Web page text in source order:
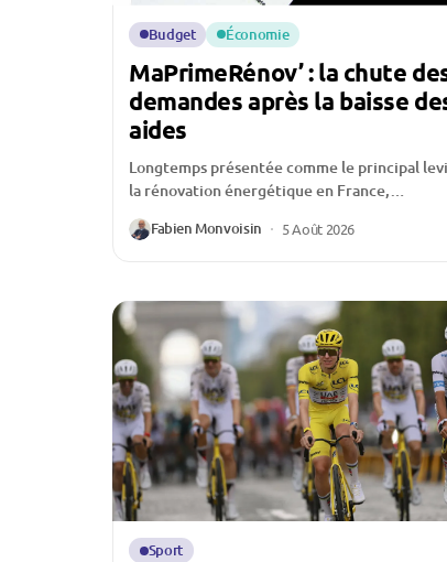
Budget Économie
MaPrimeRénov’ : la chute
demandes après la baisse
aides
Longtemps présentée comme le principal
la rénovation énergétique en France,
MaPrimeRénov’ traverse une période
particulièrement délicate. Depuis la réduction
Fabien Monvoisin 5 Août 2026
Sport